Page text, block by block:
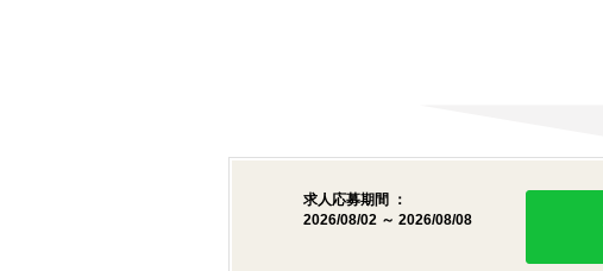
求人応募期間 ：
2026/08/02 ～ 2026/08/08